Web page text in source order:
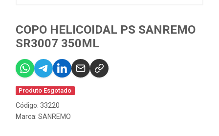
COPO HELICOIDAL PS SANREMO
SR3007 350ML
Produto Esgotado
Código: 33220
Marca: SANREMO